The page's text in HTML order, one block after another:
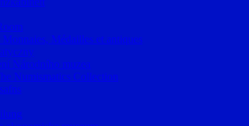
Médailles et antiques
Národního muzea
Numismatics Collection